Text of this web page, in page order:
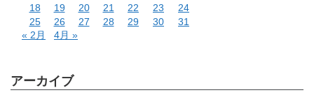
18
19 20 21 22 23
24
25
26 27 28 29 30
31
« 2月
4月 »
アーカイブ